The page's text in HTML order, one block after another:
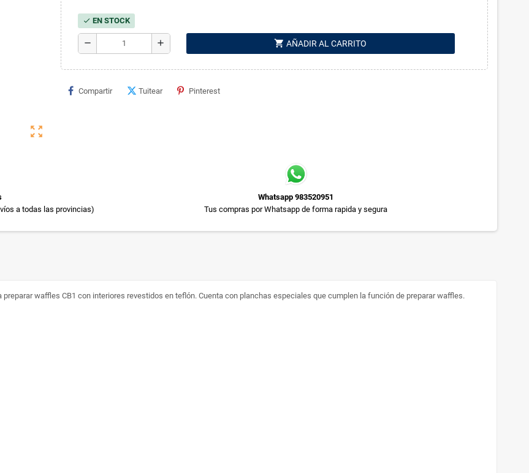
zoom_out_map
check EN STOCK
remove add shopping_cart AÑADIR AL CARRITO
Compartir Tuitear Pinterest
a todas las provincias)
Whatsapp 983520951
Tus compras por Whatsapp de forma rapida y segura
waffles CB1 con interiores revestidos en teflón. Cuenta con planchas especiales que cumplen la función de preparar waffles.